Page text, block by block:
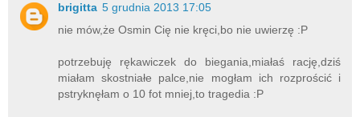
brigitta 5 grudnia 2013 17:05
nie mów,że Osmin Cię nie kręci,bo nie uwierzę :P
potrzebuję rękawiczek do biegania,miałaś rację,dziś
miałam skostniałe palce,nie mogłam ich rozprościć i
pstryknęłam o 10 fot mniej,to tragedia :P